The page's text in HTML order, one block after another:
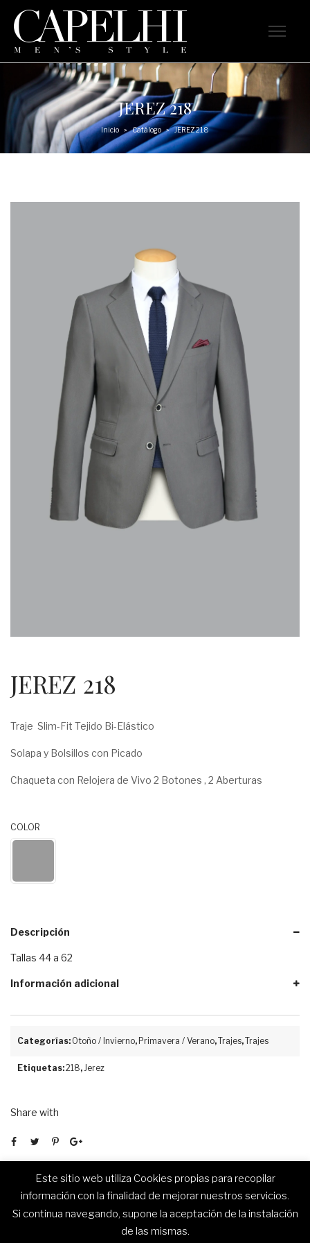
JEREZ 218
Inicio > Catálogo > JEREZ 218
JEREZ 218
Traje Slim-Fit Tejido Bi-Elástico
Solapa y Bolsillos con Picado
Chaqueta con Relojera de Vivo 2 Botones , 2 Aberturas
COLOR
Descripción
Tallas 44 a 62
Información adicional
Categorías: Otoño / Invierno, Primavera / Verano,Trajes,Trajes
Etiquetas:218, Jerez
Share with
Este sitio web utiliza Cookies propias para recopilar
información con la finalidad de mejorar nuestros servicios.
Si continua navegando, supone la aceptación de la instalación
de las mismas.